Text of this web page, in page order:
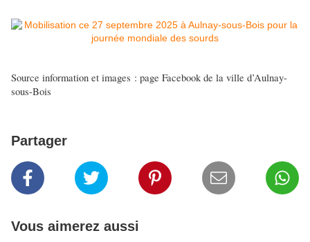
Source information et images : page Facebook de la ville d’Aulnay-
sous-Bois
Partager
Vous aimerez aussi